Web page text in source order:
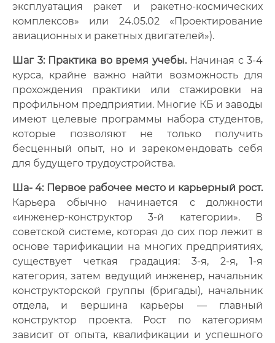
эксплуатация ракет и ракетно-космических
комплексов» или 24.05.02 «Проектирование
авиационных и ракетных двигателей»).
Шаг 3: Практика во время учебы.Начиная с 3-4
курса, крайне важно найти возможность для
прохождения практики или стажировки на
профильном предприятии. Многие КБ и заводы
имеют целевые программы набора студентов,
которые позволяют не только получить
бесценный опыт, но и зарекомендовать себя
для будущего трудоустройства.
Ша- 4: Первое рабочее место и карьерный рост.
Карьера обычно начинается с должности
«инженер-конструктор 3-й категории». В
советской системе, которая до сих пор лежит в
основе тарификации на многих предприятиях,
существует четкая градация: 3-я, 2-я, 1-я
категория, затем ведущий инженер, начальник
конструкторской группы (бригады), начальник
отдела, и вершина карьеры — главный
конструктор проекта. Рост по категориям
зависит от опыта, квалификации и успешного